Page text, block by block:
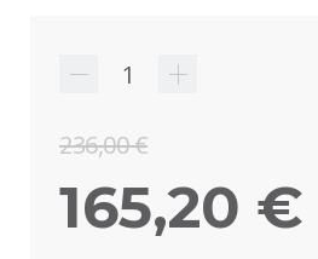
236,00 €
165,20 €